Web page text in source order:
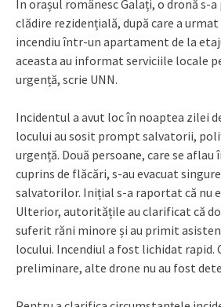
În orașul românesc Galați, o dronă s-
clădire rezidențială, după care a
incendiu într-un apartament de la
aceasta au informat serviciile locale
urgență, scrie UNN.
Incidentul a avut loc în noaptea zilei
locului au sosit prompt salvatorii,
urgență. Două persoane, care se
cuprins de flăcări, s-au evacuat
salvatorilor. Inițial s-a raportat că nu
Ulterior, autoritățile au clarificat că
suferit răni minore și au primit
locului. Incendiul a fost lichidat
preliminare, alte drone nu au fost